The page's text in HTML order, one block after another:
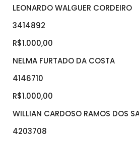
LEONARDO WALGUER CORDEIRO
3414892
R$1.000,00
NELMA FURTADO DA COSTA
4146710
R$1.000,00
WILLIAN CARDOSO RAMOS DOS
4203708